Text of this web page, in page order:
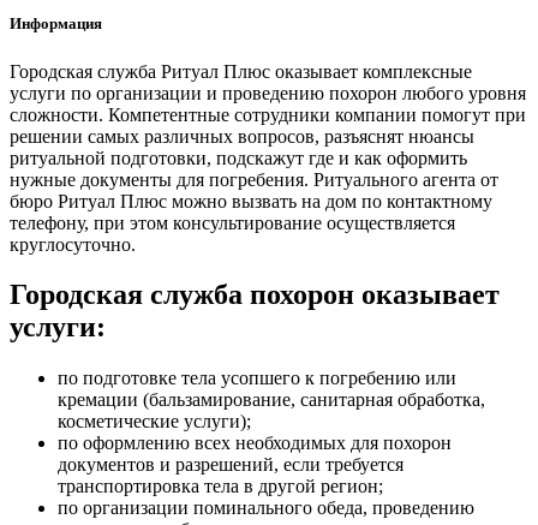
Информация
Городская служба Ритуал Плюс оказывает комплексные
услуги по организации и проведению похорон любого уровня
сложности. Компетентные сотрудники компании помогут при
решении самых различных вопросов, разъяснят нюансы
ритуальной подготовки, подскажут где и как оформить
нужные документы для погребения. Ритуального агента от
бюро Ритуал Плюс можно вызвать на дом по контактному
телефону, при этом консультирование осуществляется
круглосуточно.
Городская служба похорон оказывает
услуги:
по подготовке тела усопшего к погребению или
кремации (бальзамирование, санитарная обработка,
косметические услуги);
по оформлению всех необходимых для похорон
документов и разрешений, если требуется
транспортировка тела в другой регион;
по организации поминального обеда, проведению